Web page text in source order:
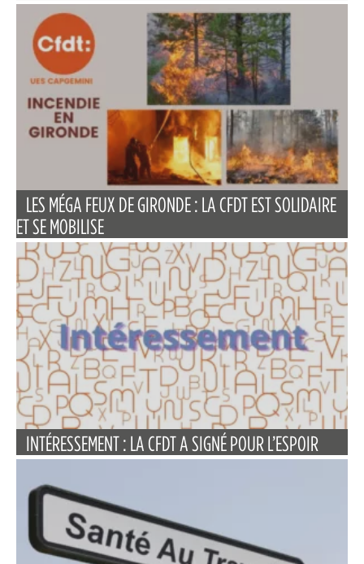
LES MÉGA FEUX DE GIRONDE : LA CFDT EST SOLIDAIRE
ET SE MOBILISE
INTÉRESSEMENT : LA CFDT A SIGNÉ POUR L’ESPOIR